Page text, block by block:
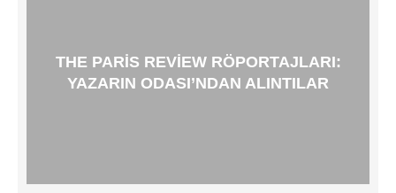
THE PARIS REVIEW RÖPORTAJLARI:
YAZARIN ODASI’NDAN ALINTILAR